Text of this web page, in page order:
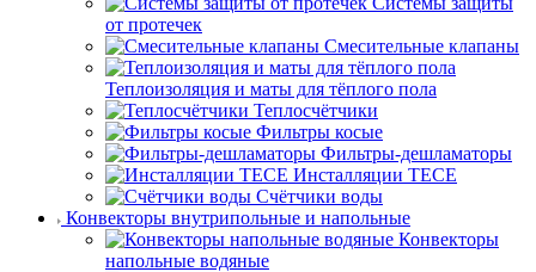
от протечек
Смесительные клапаны
Теплоизоляция и маты для тёплого пола
Теплосчётчики
Фильтры косые
Фильтры-дешламаторы
Инсталляции TECE
Счётчики воды
Конвекторы внутрипольные и напольные
Конвекторы
напольные водяные